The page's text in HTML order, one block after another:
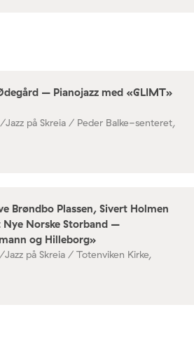
– Pianojazz med «GLIMT»
/Jazz på Skreia / Peder Balke-senteret,
Brøndbo Plassen, Sivert Holmen
Nye Norske Storband –
og Hilleborg»
Jazz på Skreia / Totenviken Kirke,